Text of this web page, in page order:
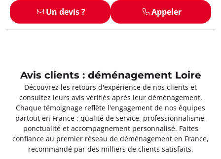
Un devis ? Appeler
Avis clients : déménagement Loire
Découvrez les retours d'expérience de nos clients et
consultez leurs avis vérifiés après leur déménagement.
Chaque témoignage reflète l'engagement de nos équipes
partout en France : qualité de service, professionnalisme,
ponctualité et accompagnement personnalisé. Faites
confiance au premier réseau de déménagement en France,
recommandé par des milliers de clients satisfaits.